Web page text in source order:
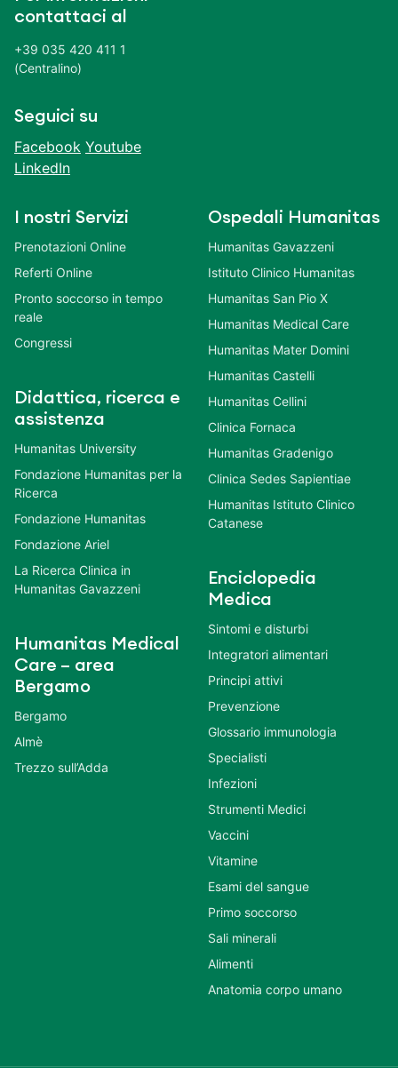
contattaci al
+39 035 420 411 1
(Centralino)
Seguici su
Facebook Youtube
LinkedIn
I nostri Servizi
Prenotazioni Online
Referti Online
Pronto soccorso in tempo
reale
Congressi
Didattica, ricerca e
assistenza
Humanitas University
Fondazione Humanitas per la
Ricerca
Fondazione Humanitas
Fondazione Ariel
La Ricerca Clinica in
Humanitas Gavazzeni
Humanitas Medical
Care – area
Bergamo
Bergamo
Almè
Trezzo sull’Adda
Ospedali Humanitas
Humanitas Gavazzeni
Istituto Clinico Humanitas
Humanitas San Pio X
Humanitas Medical Care
Humanitas Mater Domini
Humanitas Castelli
Humanitas Cellini
Clinica Fornaca
Humanitas Gradenigo
Clinica Sedes Sapientiae
Humanitas Istituto Clinico
Catanese
Enciclopedia
Medica
Sintomi e disturbi
Integratori alimentari
Principi attivi
Prevenzione
Glossario immunologia
Specialisti
Infezioni
Strumenti Medici
Vaccini
Vitamine
Esami del sangue
Primo soccorso
Sali minerali
Alimenti
Anatomia corpo umano